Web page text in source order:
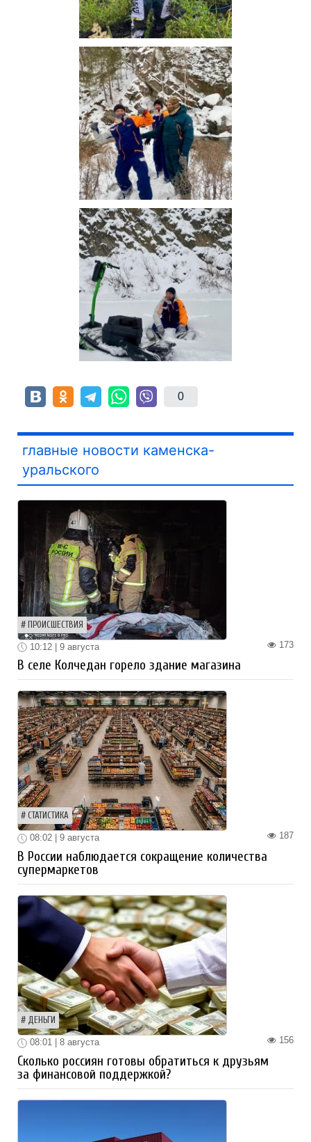
0
главные новости каменска-
уральского
ПРОИСШЕСТВИЯ
173
10:12 | 9 августа
В селе Колчедан горело здание магазина
СТАТИСТИКА
187
08:02 | 9 августа
В России наблюдается сокращение количества
супермаркетов
ДЕНЬГИ
156
08:01 | 8 августа
Сколько россиян готовы обратиться к друзьям
за финансовой поддержкой?